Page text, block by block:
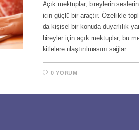
Açık mektuplar, bireylerin
için güçlü bir araçtır. Özellikle
da kişisel bir konuda duyarlılık
bireyler için açık mektuplar, bu
kitlelere ulaştırılmasını sağlar.…
0 YORUM